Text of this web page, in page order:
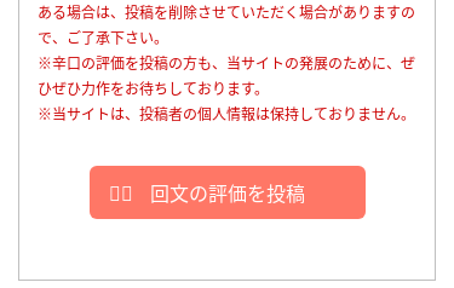
ある場合は、投稿を削除させていただく場合がありますの
で、ご了承下さい。
※辛口の評価を投稿の方も、当サイトの発展のために、ぜ
ひぜひ力作をお待ちしております。
※当サイトは、投稿者の個人情報は保持しておりません。
回文の評価を投稿